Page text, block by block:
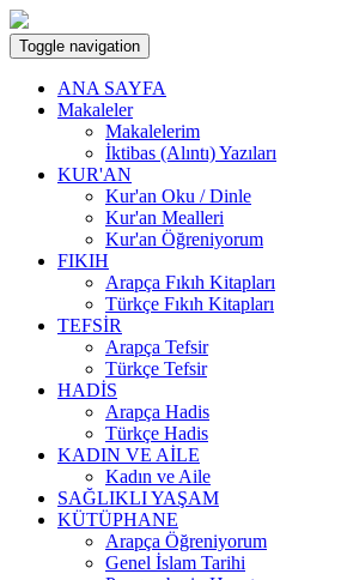
Toggle navigation
ANA SAYFA
Makaleler
Makalelerim
İktibas (Alıntı) Yazıları
KUR'AN
Kur'an Oku / Dinle
Kur'an Mealleri
Kur'an Öğreniyorum
FIKIH
Arapça Fıkıh Kitapları
Türkçe Fıkıh Kitapları
TEFSİR
Arapça Tefsir
Türkçe Tefsir
HADİS
Arapça Hadis
Türkçe Hadis
KADIN VE AİLE
Kadın ve Aile
SAĞLIKLI YAŞAM
KÜTÜPHANE
Arapça Öğreniyorum
Genel İslam Tarihi